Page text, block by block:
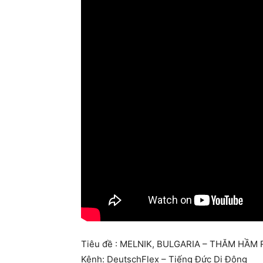
Tiêu đề : MELNIK, BULGARIA – THĂM
Kênh: DeutschFlex – Tiếng Đức Di Động